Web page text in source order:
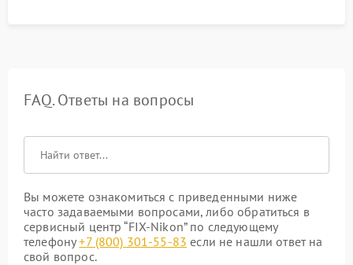
FAQ. Ответы на вопросы
Вы можете ознакомиться с приведенными ниже
часто задаваемыми вопросами, либо обратиться в
сервисный центр “FIX-Nikon” по следующему
телефону+7 (800) 301-55-83 если не нашли ответ на
свой вопрос.